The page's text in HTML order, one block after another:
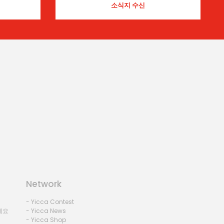
요
Network
- Yicca Contest
- Yicca News
- Yicca Shop